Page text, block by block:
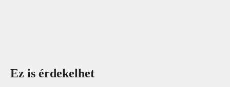
Ez is érdekelhet